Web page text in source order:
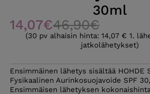
30ml
14,07€46,90€
(30 pv alhaisin hinta: 14,07 € 1.
jatkolähetykset)
Ensimmäinen lähetys sisältää HOHDE
Fysikaalinen Aurinkosuojavoide SPF
Ensimmäisen lähetyksen